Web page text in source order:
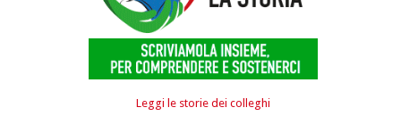
Leggi le storie dei colleghi